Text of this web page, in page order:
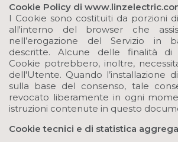
Cookie Policy di
I Cookie sono costituiti da porzioni
all'interno del browser che
nell’erogazione del Servizio in
descritte. Alcune delle finalità di
Cookie potrebbero, inoltre,
dell'Utente. Quando l’installazione
sulla base del consenso, tale
revocato liberamente in ogni
istruzioni contenute in questo
Cookie tecnici e di statistica